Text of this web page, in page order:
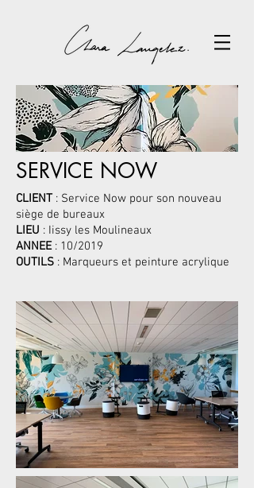
SERVICE NOW
CLIENT: Service Now pour son nouveau
siège de bureaux
LIEU : Iissy les Moulineaux
ANNEE : 10/2019
OUTILS : Marqueurs et peinture acrylique